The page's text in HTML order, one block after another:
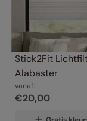
Stick2Fit
Alabaster
vanaf:
€20,00